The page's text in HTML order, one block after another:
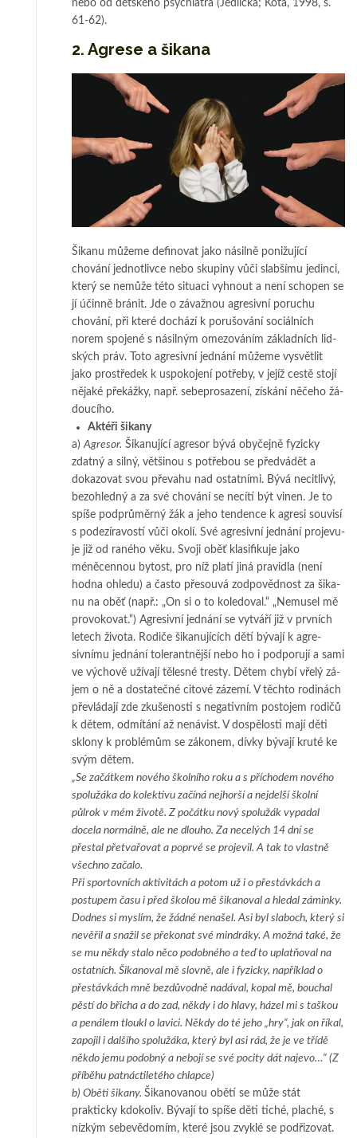
nebo od dět­s­ké­ho psychiatra (Jed­­lička; Koťa, 1998, s.
61-62).
2. Agrese a šikana
Šikanu můžeme definovat jako násilně ponižující
chování jednotlivce nebo sku­­­piny vůči slabšímu jedinci,
který se nemůže této situaci vyhnout a není scho­pen se
jí účinně bránit. Jde o závažnou agresivní poruchu
chování, při které do­chá­zí k po­­rušování sociálních
norem spojené s násilným omezováním základních lid­­
ských práv. Toto agresivní jednání můžeme vysvětlit
jako prostředek k us­po­ko­jení po­třeby, v jej­íž cestě stojí
nějaké překážky, např. sebeprosazení, získání ně­čeho žá­
dou­cího.
Aktéři šikany
a) Agresor. Šikanující agresor bývá obyčejně fyzicky
zdatný a silný, většinou s po­tře­­bou se předvádět a
dokazovat svou převahu nad ostatními. Bývá necitlivý,
be­­zo­hled­ný a za své chování se necítí být vinen. Je to
spíše podprůměrný žák a je­­ho ten­dence k ag­resi souvisí
s podezíravostí vůči okolí. Své agresivní jednání pro­­je­vu­
je již od ra­né­ho věku. Svoji oběť klasifikuje jako
méněcennou bytost, pro níž pla­tí jiná pravidla (ne­ní
hodna ohledu) a často přesouvá zodpovědnost za ši­ka­
nu na oběť (např.: „On si o to koledoval.“ „Nemusel mě
provokovat.“) A­gre­siv­ní jed­nání se vytváří již v prv­ních
letech života. Rodiče šikanujících dětí bývají k a­gre­
sivnímu jednání to­le­rant­něj­ší nebo ho i podporují a sami
ve výchově uží­va­­jí tělesné tresty. Dětem chybí vřelý zá­
jem o ně a dostatečné citové zázemí. V těch­­to rodinách
převládají zde zkušenosti s ne­gativním postojem rodičů
k dě­tem, odmítání až nenávist. V dospělosti mají děti
sklo­ny k problémům se zá­ko­nem, dívky bývají kruté ke
svým dětem.
„Se začátkem nového školního roku a s příchodem nového
spolužáka do kolektivu začíná ne­j­hor­­ší a nejdelší školní
půlrok v mém životě. Z počátku nový spolužák vypadal
docela nor­mál­ně, ale ne dlou­­­­ho. Za necelých 14 dní se
přestal přetvařovat a poprvé se projevil. A tak to vlast­ně
všec­hno za­ča­lo.
Při sportovních aktivitách a potom už i o přestávkách a
postupem času i před školou mě ši­ka­no­­­val a hledal záminky.
Dodnes si myslím, že žádné nenašel. Asi byl slaboch, který si
nevěřil a sna­­­žil se pře­konat své mindráky. A možná také, že
se mu někdy stalo něco podobného a teď to upla­t­ňo­val na
ostat­ních. Šikanoval mě slovně, ale i fyzicky, například o
přestávkách mně bez­­­dů­vod­ně na­dával, ko­pal mě, bouchal
pěstí do břicha a do zad, někdy i do hlavy, házel mi s taš­kou
a pe­ná­lem tloukl o la­vici. Někdy do té jeho „hry“, jak on říkal,
zapojil i dalšího spo­lu­žá­ka, který byl asi rád, že je ve tří­dě
někdo jemu podobný a nebojí se své pocity dát najevo…“ (Z
příběhu pa­t­ná­ct­i­le­tého chlapce)
b) Oběti šikany. Šikanovanou obětí se může stát
prakticky kdokoliv. Bývají to spí­­še děti tiché, plaché, s
nízkým sebevědomím, které jsou zvyklé se pod­ři­zo­vat.